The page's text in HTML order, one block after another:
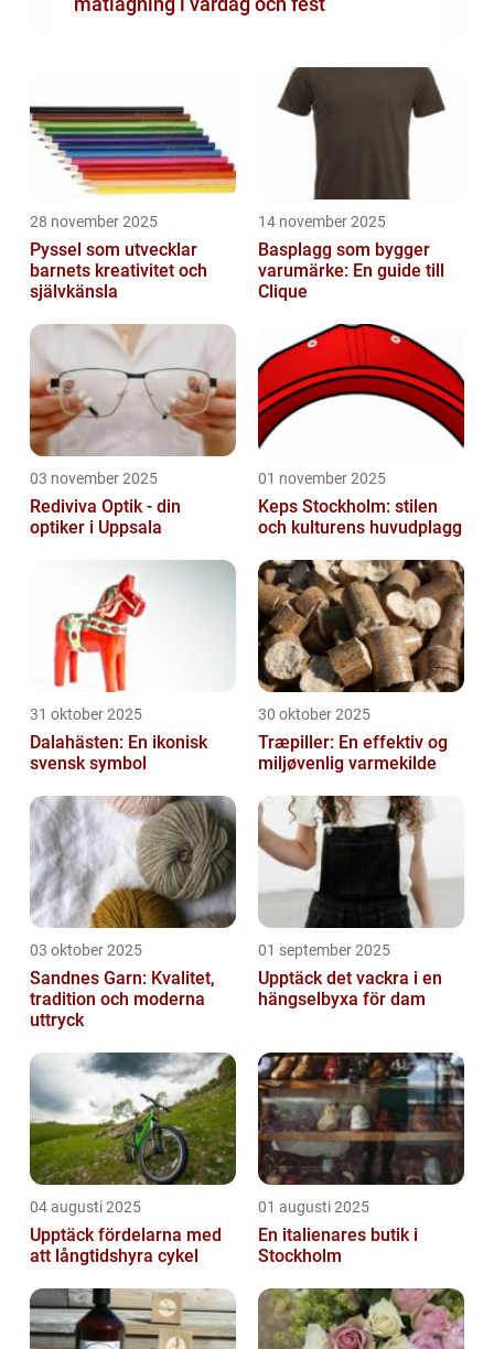
28 november 2025
Pyssel som utvecklar
barnets kreativitet och
självkänsla
14 november 2025
Basplagg som bygger
varumärke: En guide till
Clique
03 november 2025
Rediviva Optik - din
optiker i Uppsala
01 november 2025
Keps Stockholm: stilen
och kulturens huvudplagg
31 oktober 2025
Dalahästen: En ikonisk
svensk symbol
30 oktober 2025
Træpiller: En effektiv og
miljøvenlig varmekilde
03 oktober 2025
Sandnes Garn: Kvalitet,
tradition och moderna
uttryck
01 september 2025
Upptäck det vackra i en
hängselbyxa för dam
04 augusti 2025
Upptäck fördelarna med
att långtidshyra cykel
01 augusti 2025
En italienares butik i
Stockholm